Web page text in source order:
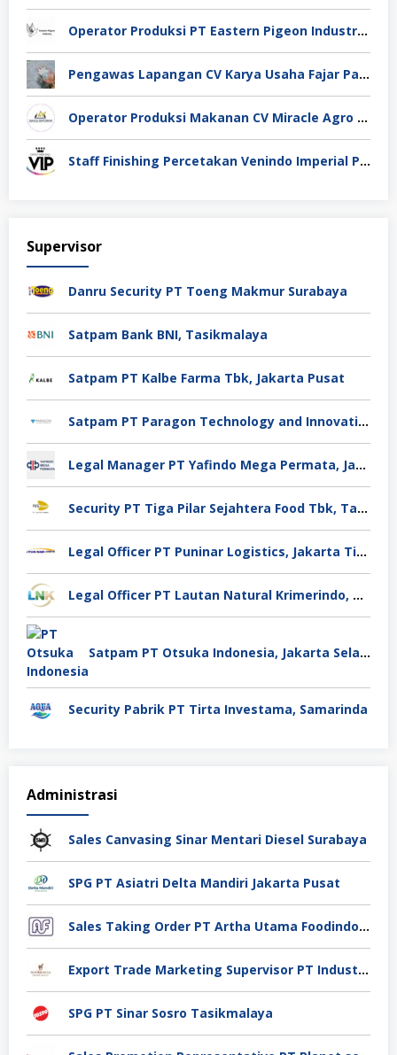
Operator Produksi PT Eastern Pigeon Industry Deli Serdang
Pengawas Lapangan CV Karya Usaha Fajar Pasuruan
Operator Produksi Makanan CV Miracle Agro Spices Sidoarjo
Staff Finishing Percetakan Venindo Imperial Perkasa Bandung Kota
Supervisor
Danru Security PT Toeng Makmur Surabaya
Satpam Bank BNI, Tasikmalaya
Satpam PT Kalbe Farma Tbk, Jakarta Pusat
Satpam PT Paragon Technology and Innovation Jakarta
Legal Manager PT Yafindo Mega Permata, Jakarta Barat
Security PT Tiga Pilar Sejahtera Food Tbk, Tangerang
Legal Officer PT Puninar Logistics, Jakarta Timur
Legal Officer PT Lautan Natural Krimerindo, Mojokerto
Satpam PT Otsuka Indonesia, Jakarta Selatan
Security Pabrik PT Tirta Investama, Samarinda
Administrasi
Sales Canvasing Sinar Mentari Diesel Surabaya
SPG PT Asiatri Delta Mandiri Jakarta Pusat
Sales Taking Order PT Artha Utama Foodindo Tangerang
Export Trade Marketing Supervisor PT Industri Jamu Dan Farmasi Sido Muncul Tbk, Jakarta
SPG PT Sinar Sosro Tasikmalaya